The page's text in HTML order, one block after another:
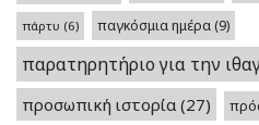
πάρτυ (6) παγκόσμια ημέρα(9)
παρατηρητήριο για την
προσωπική ιστορία (27)